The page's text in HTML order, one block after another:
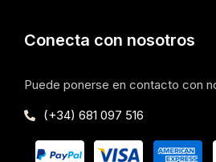
Conecta con nosotros
Puede ponerse en contacto con
(+34) 681 097 516